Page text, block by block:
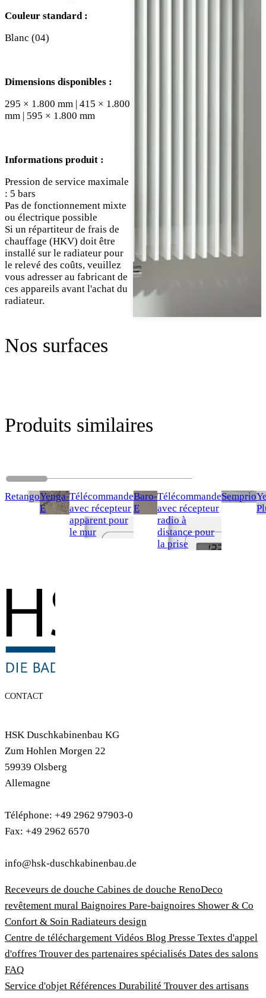
Couleur standard :
Blanc (04)
Dimensions disponibles :
295 × 1.800 mm | 415 × 1.800
mm | 595 × 1.800 mm
Informations produit :
Pression de service maximale
: 5 bars
Pas de fonctionnement mixte
ou électrique possible
Si un répartiteur de frais de
chauffage (HKV) doit être
installé sur le radiateur pour
le relevé des coûts, veuillez
vous adresser au fabricant de
ces appareils avant l'achat du
radiateur.
Nos surfaces
Produits similaires
RetangoYenga-
E
Télécommande
avec récepteur
apparent pour
le mur
Baro-
E
Télécommande
avec récepteur
radio à
distance pour
la prise
Semprio
CONTACT
HSK Duschkabinenbau KG
Zum Hohlen Morgen 22
59939 Olsberg
Allemagne
Téléphone: +49 2962 97903-0
Fax: +49 2962 6570
info@hsk-duschkabinenbau.de
Receveurs de douche Cabines de douche RenoDeco
revêtement mural Baignoires Pare-baignoires Shower & Co
Confort & Soin Radiateurs design
Centre de téléchargement Vidéos Blog Presse Textes d'appel
d'offres Trouver des partenaires spécialisés Dates des salons
FAQ
Service d'objet Références Durabilité Trouver des artisans